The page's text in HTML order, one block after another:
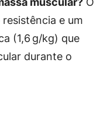
e um
(1,6 g/kg) que
durante o